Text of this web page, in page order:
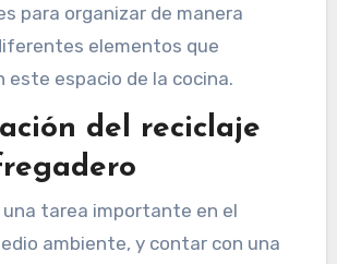
para organizar de manera
elementos que
este espacio de la cocina.
del reciclaje
una tarea importante en el
ambiente, y contar con una